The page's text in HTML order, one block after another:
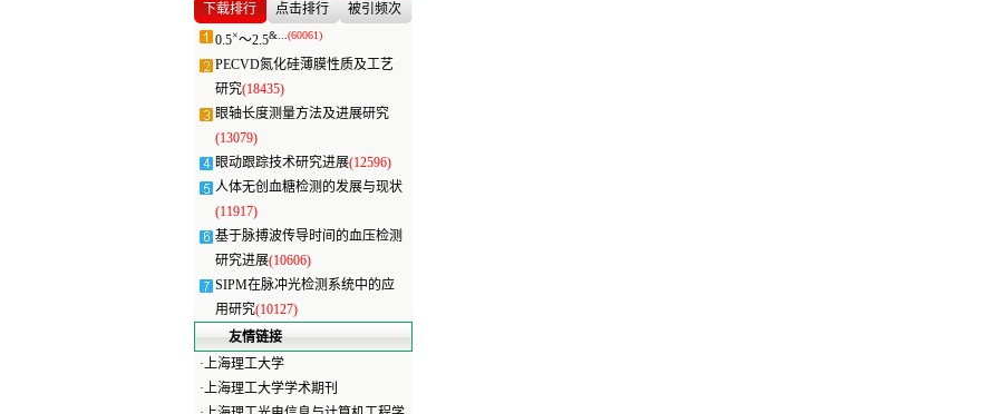
下载排行
点击排行
被引频次
0.5×～2.5&... (60061)
PECVD氮化硅薄膜性质及工艺
研究(18435)
眼轴长度测量方法及进展研究
(13079)
眼动跟踪技术研究进展(12596)
人体无创血糖检测的发展与现状
(11917)
基于脉搏波传导时间的血压检测
研究进展(10606)
SIPM在脉冲光检测系统中的应
用研究(10127)
友情链接
·上海理工大学
·上海理工大学学术期刊